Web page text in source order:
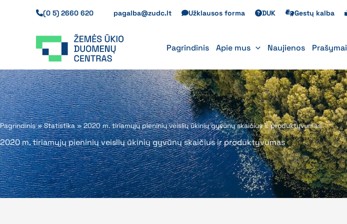
(0 5) 2660 620 pagalba@zudc.lt Užklausos forma DUK Gestų kalba
Pagrindinis Apie mus Naujienos Prašymai
Pagrindinis»Statistika»2020 m. tiriamųjų pieninių veislių ūkinių gyvūnų skaičius ir produktyvumas
2020 m. tiriamųjų pieninių veislių ūkinių gyvūnų skaičius ir produktyvumas